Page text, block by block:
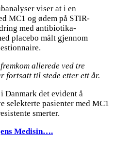
viser at i en
MC1 og ødem på STIR-
med antibiotika-
placebo målt gjennom
allerede ved tre
fortsatt til stede etter ett år.
Danmark det evident å
selekterte pasienter med MC1
smerter.
Medisin….